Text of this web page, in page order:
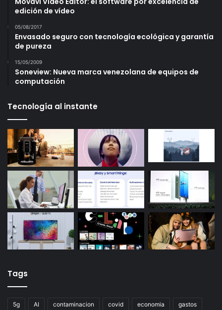
edición de vídeo
05/08/2017
Envasado seguro con tecnología ecológica y garantía
de pureza
15/05/2009
Soneview: Nueva marca venezolana de equipos de
computación
Tecnología al instante
Tags
5g AI contaminacion covid economia gastos